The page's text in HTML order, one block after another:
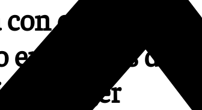
el primer
emisiones de
y Tánger